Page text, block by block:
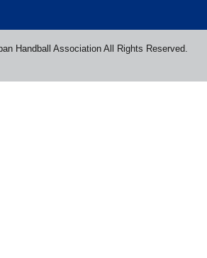
Handball Association All Rights Reserved.